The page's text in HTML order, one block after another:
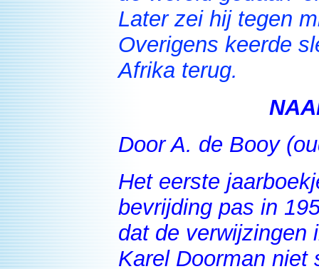
Later zei hij tegen
Overigens keerde
Afrika terug.
Door A. de Booy
Het eerste
bevrijding pas in
dat de verwijzingen
Karel Doorman niet